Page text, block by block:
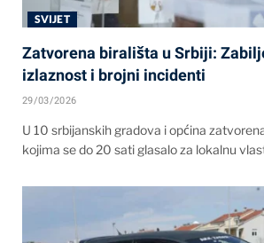
SVIJET
Zatvorena birališta u Srbiji:
izlaznost i brojni incidenti
29/03/2026
U 10 srbijanskih gradova i općina
kojima se do 20 sati glasalo za lokalnu